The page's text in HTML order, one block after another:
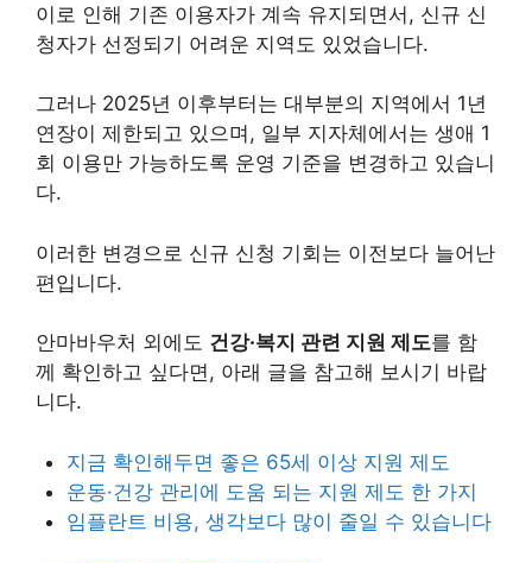
이로 인해 기존 이용자가 계속 유지되면서, 신규 신
청자가 선정되기 어려운 지역도 있었습니다.
그러나 2025년 이후부터는 대부분의 지역에서 1년
연장이 제한되고 있으며, 일부 지자체에서는 생애 1
회 이용만 가능하도록 운영 기준을 변경하고 있습니
다.
이러한 변경으로 신규 신청 기회는 이전보다 늘어난
편입니다.
안마바우처 외에도 건강·복지 관련 지원 제도를 함
께 확인하고 싶다면, 아래 글을 참고해 보시기 바랍
니다.
지금 확인해두면 좋은 65세 이상 지원 제도
운동·건강 관리에 도움 되는 지원 제도 한 가지
임플란트 비용, 생각보다 많이 줄일 수 있습니다